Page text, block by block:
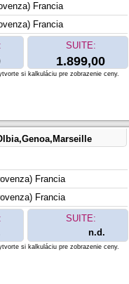
Francia
Francia
SUITE:
1.899,00
si kalkuláciu pre zobrazenie ceny.
Francia
Francia
SUITE:
n.d.
si kalkuláciu pre zobrazenie ceny.